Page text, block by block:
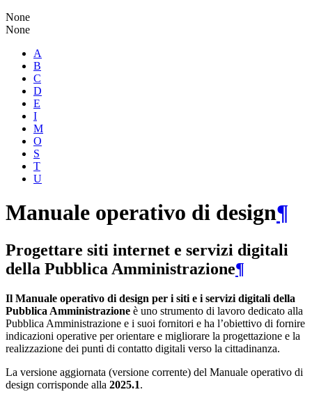
None
None
A
B
C
D
E
I
M
O
S
T
U
Manuale operativo di design¶
Progettare siti internet e servizi digitali
della Pubblica Amministrazione¶
Il Manuale operativo di design per i siti e i servizi digitali della
Pubblica Amministrazione è uno strumento di lavoro dedicato alla
Pubblica Amministrazione e i suoi fornitori e ha l’obiettivo di fornire
indicazioni operative per orientare e migliorare la progettazione e la
realizzazione dei punti di contatto digitali verso la cittadinanza.
La versione aggiornata (versione corrente) del Manuale operativo di
design corrisponde alla 2025.1.